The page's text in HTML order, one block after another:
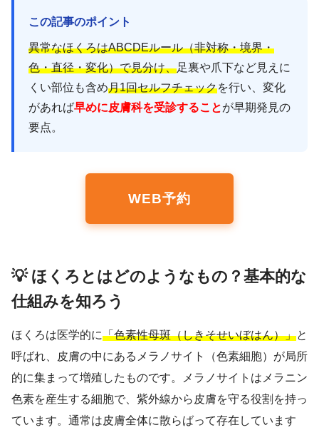
この記事のポイント
異常なほくろはABCDEルール（非対称・境界・
色・直径・変化）で見分け、足裏や爪下など見えに
くい部位も含め月1回セルフチェックを行い、変化
があれば早めに皮膚科を受診することが早期発見の
要点。
WEB予約
💡 ほくろとはどのようなもの？基本的な
仕組みを知ろう
ほくろは医学的に「色素性母斑（しきそせいぼはん）」と
呼ばれ、皮膚の中にあるメラノサイト（色素細胞）が局所
的に集まって増殖したものです。メラノサイトはメラニン
色素を産生する細胞で、紫外線から皮膚を守る役割を持っ
ています。通常は皮膚全体に散らばって存在しています